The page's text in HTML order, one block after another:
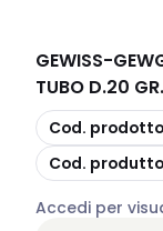
GEWISS-
TUBO D.20
copia
Cod. prodotto
copia
Cod.
Accedi per